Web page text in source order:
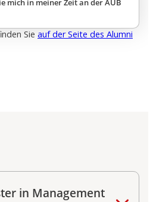
mich in meiner Zeit an der AUB
Sie auf der Seite des Alumni
in Management